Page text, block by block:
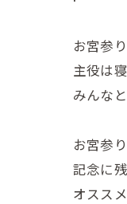
お宮参
主役は
みんな
お宮参
記念に
オスス